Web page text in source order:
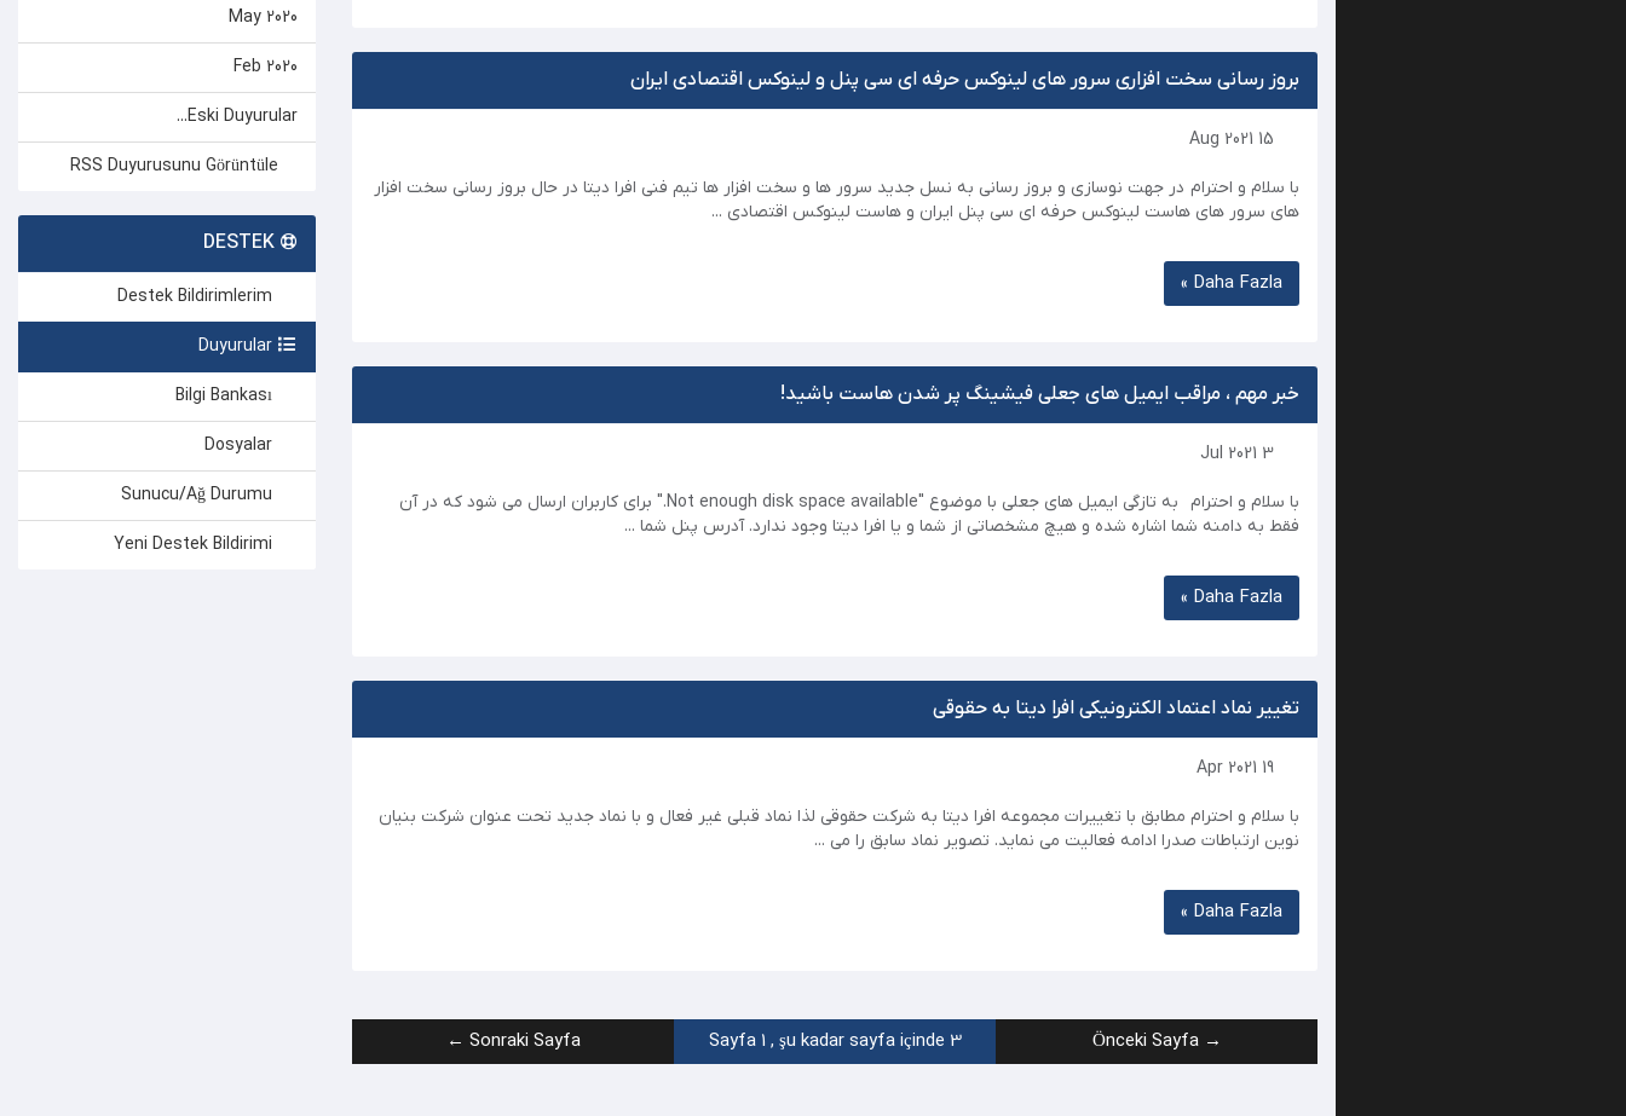
May 2020
Feb 2020
Eski Duyurular...
بروز رسانی سخت افزاری سرور های لینوکس حرفه ای سی پنل و لینوکس اقتصادی ایران
با سلام و احترام در جهت نوسازی و بروز رسانی به نسل جدید سرور ها و سخت افزار ها تیم فنی افرا دیتا در حال بروز رسانی سخت افزار
های سرور های هاست لینوکس حرفه ای سی پنل ایران و هاست لینوکس اقتصادی ...
Daha Fazla »
خبر مهم ، مراقب ایمیل های جعلی فیشینگ پر شدن هاست باشید!
3 Jul 2021
با سلام و احترام به تازگی ایمیل های جعلی با موضوع "Not enough disk space available." برای کاربران ارسال می شود که در آن
فقط به دامنه شما اشاره شده و هیچ مشخصاتی از شما و یا افرا دیتا وجود ندارد. آدرس پنل شما ...
Daha Fazla »
تغییر نماد اعتماد الکترونیکی افرا دیتا به حقوقی
19 Apr 2021
با سلام و احترام مطابق با تغییرات مجموعه افرا دیتا به شرکت حقوقی لذا نماد قبلی غیر فعال و با نماد جدید تحت عنوان شرکت بنیان
نوین ارتباطات صدرا ادامه فعالیت می نماید. تصویر نماد سابق را می ...
Daha Fazla »
→ Önceki Sayfa
Sayfa 1 , şu kadar sayfa içinde 3
Sonraki Sayfa ←
Duyurular
Bilgi Bankası
Dosyalar